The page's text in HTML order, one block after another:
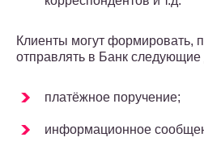
Клиенты могут формировать,
отправлять в Банк следующие
платёжное поручение;
информационное